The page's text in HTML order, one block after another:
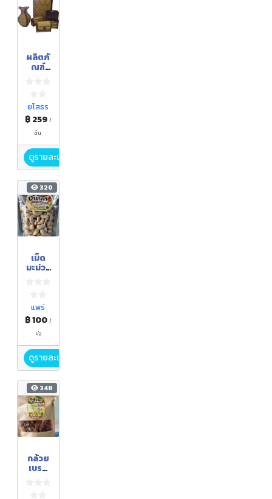
ผลิตภั
ณฑ์
ยโสธร
฿ 259 /
ชิ้น
ดูรายละเอียด
320
เม็ด
มะม่วง
แพร่
฿ 100 /
ห่อ
ดูรายละเอียด
348
กล้วย
เบรค